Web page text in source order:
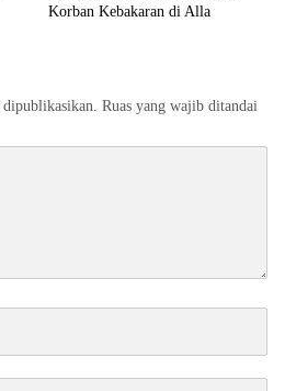
Korban Kebakaran di Alla
Ruas yang wajib ditandai